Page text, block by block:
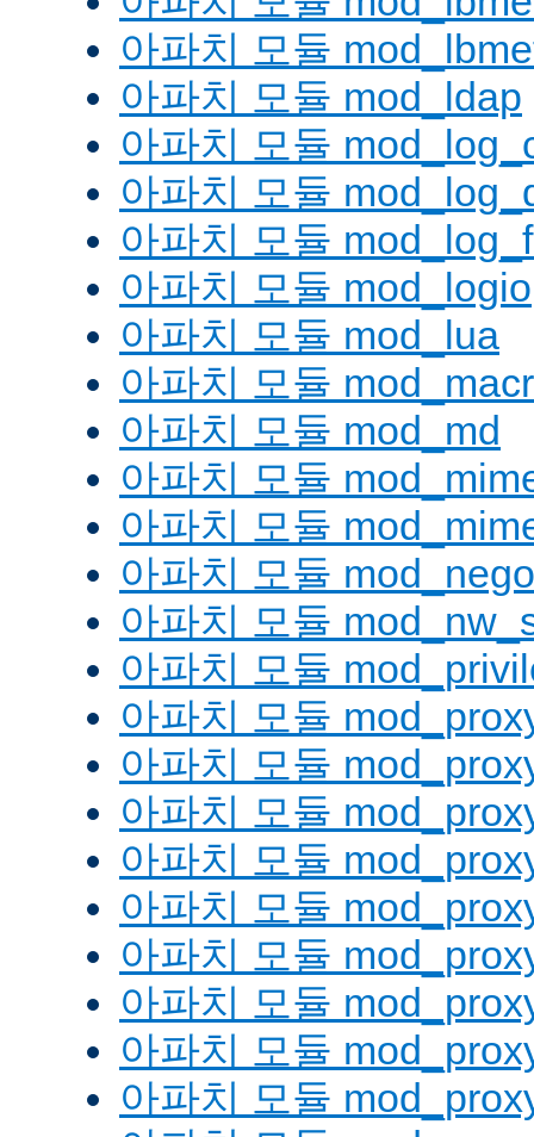
아파치 모듈
아파치 모듈 mod_ldap
아파치 모듈
아파치 모듈
아파치 모듈
아파치 모듈 mod_logio
아파치 모듈 mod_lua
아파치 모듈
아파치 모듈 mod_md
아파치 모듈
아파치 모듈
아파치 모듈
아파치 모듈
아파치 모듈
아파치 모듈
아파치 모듈
아파치 모듈
아파치 모듈
아파치 모듈
아파치 모듈
아파치 모듈
아파치 모듈
아파치 모듈